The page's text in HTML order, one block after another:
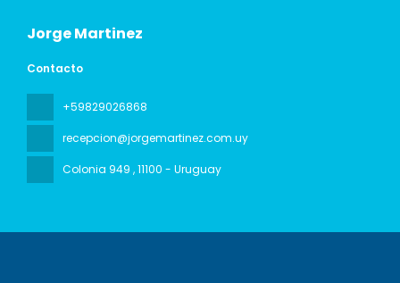
Jorge Martinez
Contacto
+59829026868
recepcion@jorgemartinez.com.uy
Colonia 949 , 11100 - Uruguay